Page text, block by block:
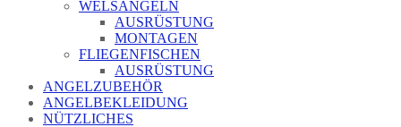
WELSANGELN
AUSRÜSTUNG
MONTAGEN
FLIEGENFISCHEN
AUSRÜSTUNG
ANGELZUBEHÖR
ANGELBEKLEIDUNG
NÜTZLICHES